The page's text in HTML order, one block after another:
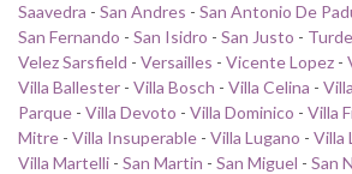
Saavedra - San Andres - San Antonio De
San Fernando - San Isidro - San Justo -
Velez Sarsfield - Versailles - Vicente Lopez -
Villa Ballester - Villa Bosch - Villa Celina -
Parque - Villa Devoto - Villa Dominico - Villa
Mitre - Villa Insuperable - Villa Lugano - Villa
Villa Martelli - San Martin - San Miguel - San